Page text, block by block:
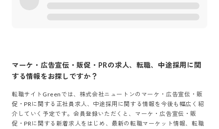
マーケ・広告宣伝・販促・PRの求人、転職、中途採用に関
する情報をお探しですか？
転職サイトGreenでは、 株式会社ニュートンの マーケ・広告宣伝・販
促・PRに関する正社員求人、中途採用に関する情報を今後も幅広く紹
介していく予定です。会員登録いただくと、 マーケ・広告宣伝・販
促・PRに関する新着求人をはじめ、最新の転職マーケット情報、転職